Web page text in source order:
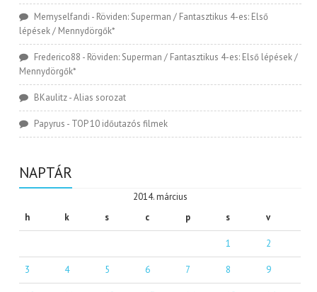
Memyselfandi - Röviden: Superman / Fantasztikus 4-es: Első
lépések / Mennydörgők*
Frederico88 - Röviden: Superman / Fantasztikus 4-es: Első lépések /
Mennydörgők*
BKaulitz-Alias sorozat
Papyrus - TOP 10 időutazós filmek
NAPTÁR
2014. március
h
k s c p s v
1 2
3 4 5 6 7 8 9